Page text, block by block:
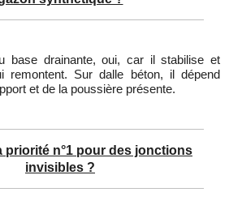
base drainante, oui, car il stabilise et
remontent. Sur dalle béton, il dépend
et de la poussière présente.
priorité n°1 pour des jonctions
invisibles ?